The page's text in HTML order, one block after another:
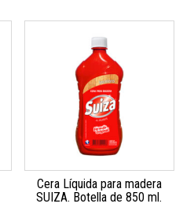
Cera Líquida para madera
SUIZA. Botella de 850 ml.